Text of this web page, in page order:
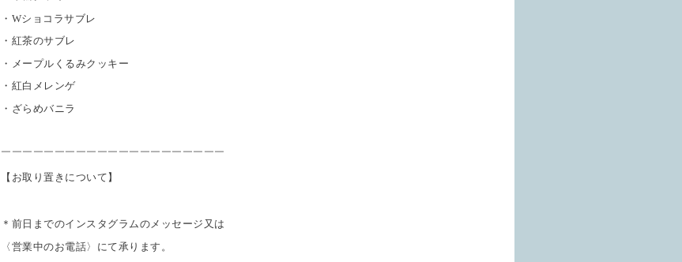
・Wショコラサブレ
・紅茶のサブレ
・メープルくるみクッキー
・紅白メレンゲ
・ざらめバニラ
￣￣￣￣￣￣￣￣￣￣￣￣￣￣￣￣￣￣￣￣￣
【お取り置きについて】
＊前日までのインスタグラムのメッセージ又は
〈営業中のお電話〉にて承ります。